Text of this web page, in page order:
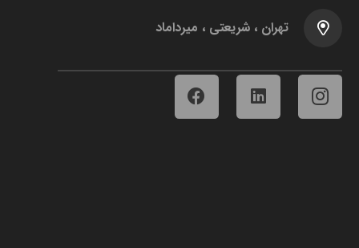
تهران ، شریعتی ، ميرداماد